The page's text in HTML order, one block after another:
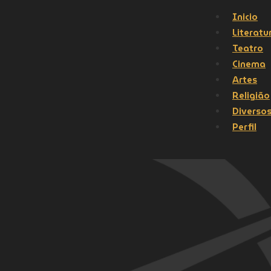
Inicio
Teatro
Cinema
Artes
Religião
Diversos
Perfil